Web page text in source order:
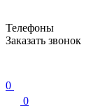
Телефоны
Заказать звонок
0
0